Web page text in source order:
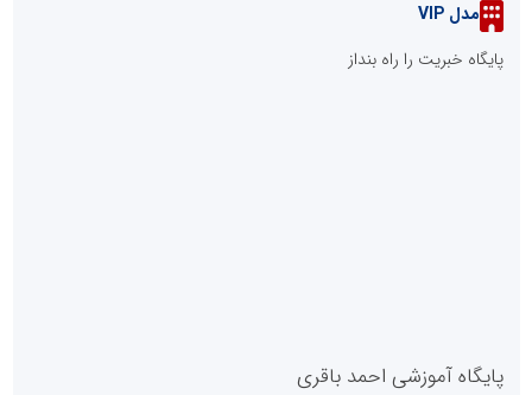
مدل VIP
پایگاه خبریت را راه بنداز
پایگاه آموزشی احمد باقری